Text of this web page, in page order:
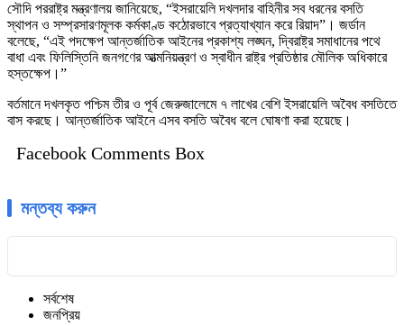
সৌদি পররাষ্ট্র মন্ত্রণালয় জানিয়েছে, “ইসরায়েলি দখলদার বাহিনীর সব ধরনের বসতি
স্থাপন ও সম্প্রসারণমূলক কর্মকাণ্ড কঠোরভাবে প্রত্যাখ্যান করে রিয়াদ”। জর্ডান
বলেছে, “এই পদক্ষেপ আন্তর্জাতিক আইনের প্রকাশ্য লঙ্ঘন, দ্বিরাষ্ট্র সমাধানের পথে
বাধা এবং ফিলিস্তিনি জনগণের আত্মনিয়ন্ত্রণ ও স্বাধীন রাষ্ট্র প্রতিষ্ঠার মৌলিক অধিকারে
হস্তক্ষেপ।”
বর্তমানে দখলকৃত পশ্চিম তীর ও পূর্ব জেরুজালেমে ৭ লাখের বেশি ইসরায়েলি অবৈধ বসতিতে
বাস করছে। আন্তর্জাতিক আইনে এসব বসতি অবৈধ বলে ঘোষণা করা হয়েছে।
Facebook Comments Box
মন্তব্য করুন
সর্বশেষ
জনপ্রিয়